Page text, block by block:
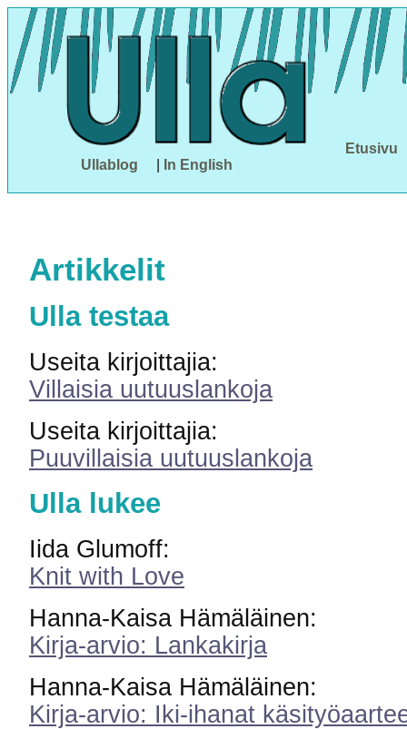
Etusivu
Ullablog
In English
Artikkelit
Ulla testaa
Useita kirjoittajia:
Villaisia uutuuslankoja
Useita kirjoittajia:
Puuvillaisia uutuuslankoja
Ulla lukee
Iida Glumoff:
Knit with Love
Hanna-Kaisa Hämäläinen:
Kirja-arvio: Lankakirja
Hanna-Kaisa Hämäläinen:
Kirja-arvio: Iki-ihanat